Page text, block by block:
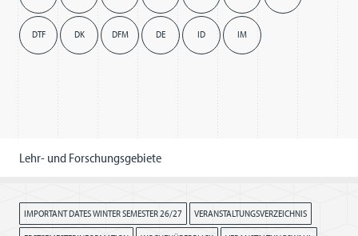
DTF DK DFM DE ID IM
Lehr- und Forschungsgebiete
IMPORTANT DATES WINTER SEMESTER 26/27 VERANSTALTUNGSVERZEICHNIS